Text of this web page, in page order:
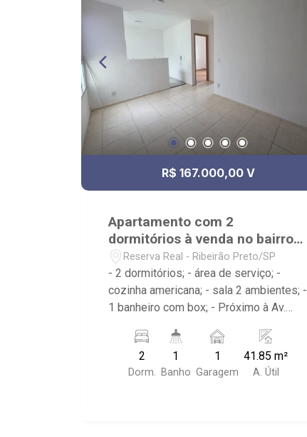
R$ 167.000,00 V
Apartamento com 2
dormitórios à venda no bairro
Reserva Real
Reserva Real - Ribeirão Preto/SP
- 2 dormitórios; - área de serviço; -
cozinha americana; - sala 2 ambientes; -
1 banheiro com box; - Próximo à Av.
Supermercado; - Ribeirão Imóveis,
referência em venda, compra e locação.
- Sinta-se em casa na Ribeirão Imóveis,
2
Dorm.
1
Banho
1
Garagem
41.85 m²
A. Útil